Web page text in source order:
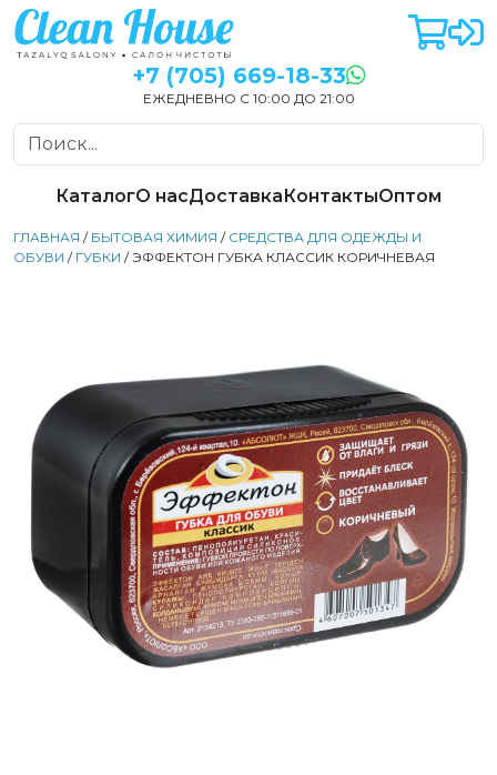
+7 (705) 669-18-33
ЕЖЕДНЕВНО С 10:00 ДО 21:00
КаталогО насДоставкаКонтактыОптом
ГЛАВНАЯ / БЫТОВАЯ ХИМИЯ / СРЕДСТВА ДЛЯ ОДЕЖДЫ И
ОБУВИ / ГУБКИ / ЭФФЕКТОН ГУБКА КЛАССИК КОРИЧНЕВАЯ